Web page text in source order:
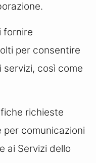
fornire
per consentire
servizi, così come
richieste
per comunicazioni
ai Servizi dello